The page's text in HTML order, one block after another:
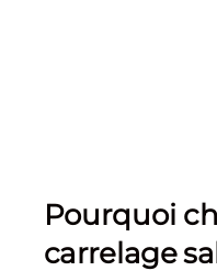
Pourquoi
carrelage